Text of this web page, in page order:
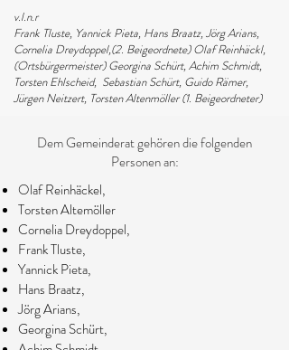
v.l.n.r
Frank Tluste, Yannick Pieta, Hans Braatz, Jörg Arians,
Cornelia Dreydoppel,(2. Beigeordnete)Olaf Reinhäckl,
(Ortsbürgermeister)Georgina Schürt,Achim Schmidt,
Torsten Ehlscheid, Sebastian Schürt, Guido Rämer,
Jürgen Neitzert, Torsten Altenmöller (1. Beigeordneter)
Dem Gemeinderat gehören die folgenden
Personen an:
Olaf Reinhäckel,
Torsten Altemöller
Cornelia Dreydoppel,
Frank Tluste,
Yannick Pieta,
Hans Braatz,
Jörg Arians,
Georgina Schürt,